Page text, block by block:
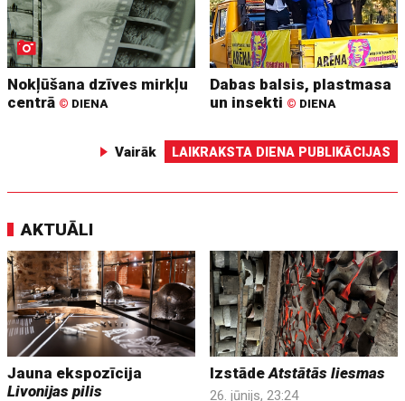
Nokļūšana dzīves mirkļu
centrā © DIENA
Dabas balsis, plastmasa
un insekti © DIENA
Vairāk LAIKRAKSTA DIENA PUBLIKĀCIJAS
AKTUĀLI
Jauna ekspozīcija
Livonijas pilis
IzstādeAtstātās liesmas
26. jūnijs, 23:24